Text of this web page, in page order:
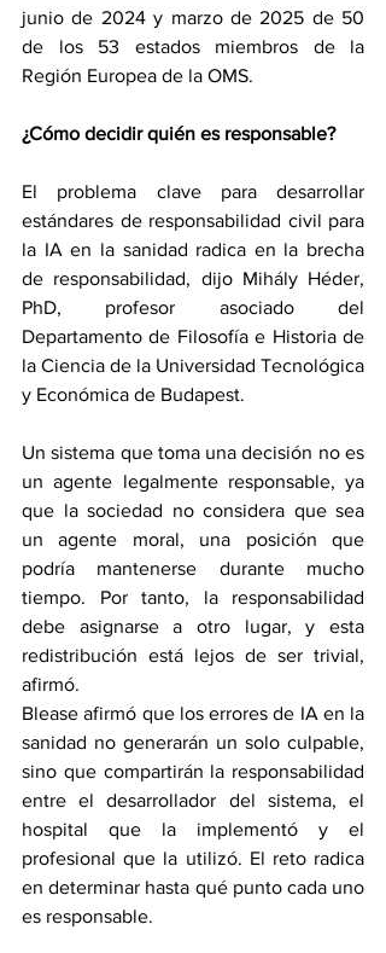
junio de 2024 y marzo de 2025 de 50
de los 53 estados miembros de la
Región Europea de la OMS.
¿Cómo decidir quién es responsable?
El problema clave para desarrollar
estándares de responsabilidad civil para
la IA en la sanidad radica en la brecha
de responsabilidad, dijo Mihály Héder,
PhD, profesor asociado del
Departamento de Filosofía e Historia de
la Ciencia de la Universidad Tecnológica
y Económica de Budapest.
Un sistema que toma una decisión no es
un agente legalmente responsable, ya
que la sociedad no considera que sea
un agente moral, una posición que
podría mantenerse durante mucho
tiempo. Por tanto, la responsabilidad
debe asignarse a otro lugar, y esta
redistribución está lejos de ser trivial,
afirmó.
Blease afirmó que los errores de IA en la
sanidad no generarán un solo culpable,
sino que compartirán la responsabilidad
entre el desarrollador del sistema, el
hospital que la implementó y el
profesional que la utilizó. El reto radica
en determinar hasta qué punto cada uno
es responsable.